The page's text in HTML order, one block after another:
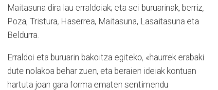
Maitasuna dira lau erraldoiak; eta sei buruarinak, berriz,
Poza, Tristura, Haserrea, Maitasuna, Lasaitasuna eta
Beldurra.
Erraldoi eta buruarin bakoitza egiteko, «haurrek erabaki
dute nolakoa behar zuen, eta beraien ideiak kontuan
hartuta joan gara forma ematen sentimendu